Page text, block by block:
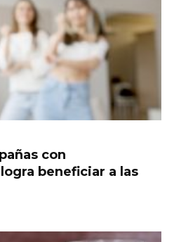
con
beneficiar a las